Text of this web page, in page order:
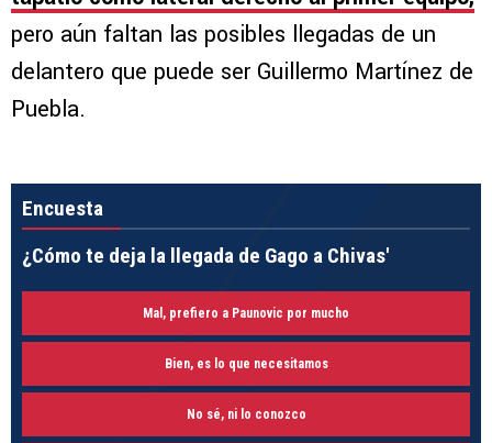
pero aún faltan las posibles llegadas de un
delantero que puede ser Guillermo Martínez de
Puebla.
Encuesta
¿Cómo te deja la llegada de Gago a Chivas'
Mal, prefiero a Paunovic por mucho
Bien, es lo que necesitamos
No sé, ni lo conozco